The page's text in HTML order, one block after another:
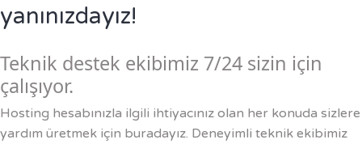
yanınızdayız!
Teknik destek ekibimiz 7/24 sizin için
çalışıyor.
Hosting hesabınızla ilgili ihtiyacınız olan her konuda sizlere
yardım üretmek için buradayız. Deneyimli teknik ekibimiz